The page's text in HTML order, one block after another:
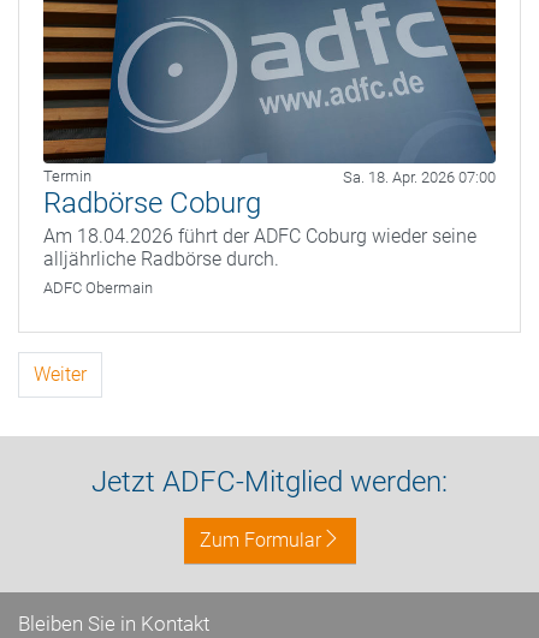
Termin Sa. 18. Apr. 2026 07:00
Radbörse Coburg
Am 18.04.2026 führt der ADFC Coburg wieder seine
alljährliche Radbörse durch.
ADFC Obermain
Weiter
Jetzt ADFC-Mitglied werden:
Zum Formular
Bleiben Sie in Kontakt